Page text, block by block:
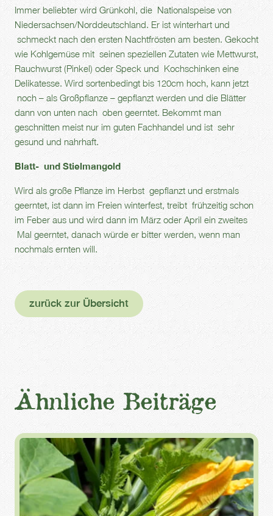
Immer beliebter wird Grünkohl, die Nationalspeise von
Niedersachsen/Norddeutschland. Er ist winterhart und
schmeckt nach den ersten Nachtfrösten am besten. Gekocht
wie Kohlgemüse mit seinen speziellen Zutaten wie Mettwurst,
Rauchwurst (Pinkel) oder Speck und Kochschinken eine
Delikatesse. Wird sortenbedingt bis 120cm hoch, kann jetzt
noch – als Großpflanze – gepflanzt werden und die Blätter
dann von unten nach oben geerntet. Bekommt man
geschnitten meist nur im guten Fachhandel und ist sehr
gesund und nahrhaft.
Blatt- und Stielmangold
Wird als große Pflanze im Herbst gepflanzt und erstmals
geerntet, ist dann im Freien winterfest, treibt frühzeitig schon
im Feber aus und wird dann im März oder April ein zweites
Mal geerntet, danach würde er bitter werden, wenn man
nochmals ernten will.
zurück zur Übersicht
Ähnliche Beiträge